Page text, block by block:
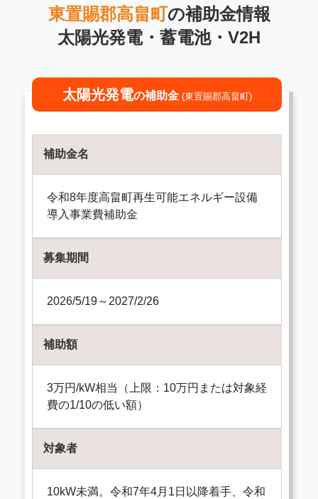
東置賜郡高畠町の補助金情報
太陽光発電・蓄電池・V2H
太陽光発電の補助金 (東置賜郡高畠町)
補助金名
令和8年度高畠町再生可能エネルギー設備
導入事業費補助金
募集期間
2026/5/19～2027/2/26
補助額
3万円/kW相当（上限：10万円または対象経
費の1/10の低い額）
対象者
10kW未満。令和7年4月1日以降着手、令和